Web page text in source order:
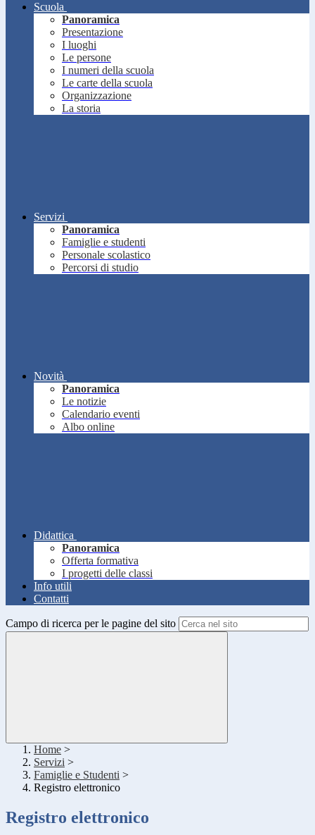
Scuola
Panoramica
Presentazione
I luoghi
Le persone
I numeri della scuola
Le carte della scuola
Organizzazione
La storia
Servizi
Panoramica
Famiglie e studenti
Personale scolastico
Percorsi di studio
Novità
Panoramica
Le notizie
Calendario eventi
Albo online
Didattica
Panoramica
Offerta formativa
I progetti delle classi
Info utili
Contatti
Campo di ricerca per le pagine del sito
Home >
Servizi >
Famiglie e Studenti >
Registro elettronico
Registro elettronico